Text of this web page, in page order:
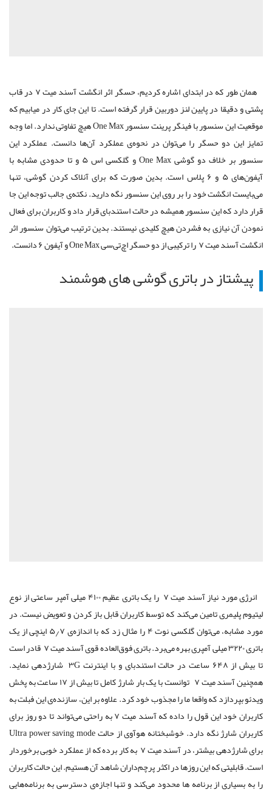
همان طور که در ابتدای اشاره کردیم، حسگر اثر انگشت آسند میت ۷ در قاب
پشتی و دقیقا در پایین لنز دوربین قرار گرفته است. تا این جای کار در میابیم که
موقعیت این سنسور با فینگر پرینت سنسور One Max هیچ تفاوتی ندارد. اما وجه
تمایز این دو حسگر را می‌توان در نحوه‌ی عملکرد آن‌ها دانست. عملکرد این
سنسور بر خلاف دو گوشی One Max و گلکسی اس ۵ و تا حدودی مشابه با
آیفون‌های ۵ و ۶ پلاس است. بدین صورت که برای آنلاک کردن گوشی، تنها
می‌بایست انگشت خود را بر روی این سنسور نگه دارید. نکته‌ی جالب توجه این جا
قرار دارد که این سنسور همیشه در حالت استندبای قرار داد و کاربران برای فعال
نمودن آن نیازی به فشردن هیچ کلیدی نیستند. بدین ترتیب می‌توان سنسور اثر
انگشت آسند میت ۷ را ترکیبی از دو حسگر اچ‌تی‌سی One Max و آیفون ۶ دانست.
پیشتاز در باتری گوشی های هوشمند
انرژی مورد نیاز آسند میت ۷ را یک باتری عظیم ۴۱۰۰ میلی آمپر ساعتی از نوع
لیتیوم پلیمری تامین می‌کند که توسط کاربران قابل باز کردن و تعویض نیست. در
مورد مشابه، می‌توان گلکسی نوت ۴ را مثال زد که با اندازه‌ی ۵٫۷ اینچی از یک
باتری ۳۲۲۰ میلی آمپری بهره می‌برد. باتری فوق‌العاده قوی آسند میت ۷ قادر است
تا بیش از ۶۴۸ ساعت در حالت استندبای و با اینترنت ۳G شارژدهی نماید.
همچنین آسند میت ۷ توانست با یک بار شارژ کامل تا بیش از ۱۷ ساعت به پخش
ویدئو بپردازد که واقعا ما را مجذوب خود کرد. علاوه بر این، سازنده‌ی این فبلت به
کاربران خود این قول را داده که آسند میت ۷ به راحتی می‌تواند تا دو روز برای
کاربران شارژ نگه دارد. خوشبختانه هوآوی از حالت Ultra power saving mode
برای شارژدهی بیشتر، در آسند میت ۷ به کار برده که از عملکرد خوبی برخوردار
است. قابلیتی که این روزها در اکثر پرچم‌داران شاهد آن هستیم. این حالت کاربران
را به بسیاری از برنامه ها محدود می‌کند و تنها اجازه‌ی دسترسی به برنامه‌هایی